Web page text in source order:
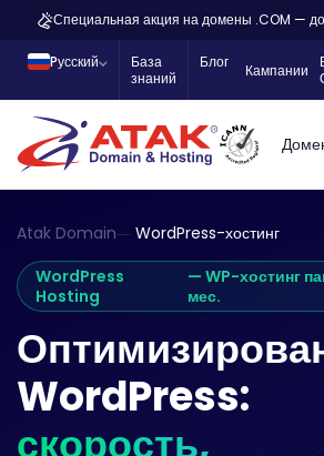
Специальная акция на домены .COM —
Pусский
База
знаний
Блог Кампании
Atak Domain
WordPress-хостинг
WordPress
Hosting
— WP-хостинг
мес.
WordPress:
скорость,